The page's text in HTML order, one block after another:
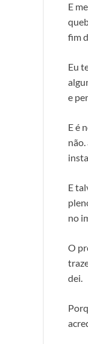
E
fim
Eu
e
E é
E
no
O
dei.